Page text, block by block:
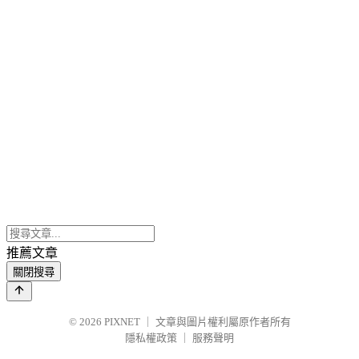
推薦文章
關閉搜尋
© 2026 PIXNET
文章與圖片權利屬原作者所有
隱私權政策
服務聲明